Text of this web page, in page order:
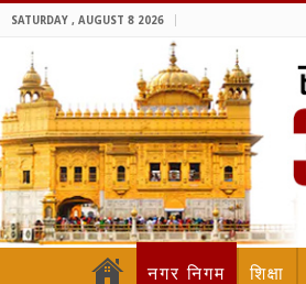
SATURDAY , AUGUST 8 2026
नगर निगम शिक्षा